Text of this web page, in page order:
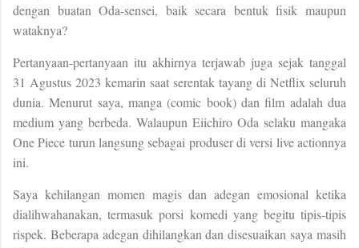
dengan buatan Oda-sensei, baik secara bentuk fisik maupun
wataknya?
Pertanyaan-pertanyaan itu akhirnya terjawab juga sejak tanggal
31 Agustus 2023 kemarin saat serentak tayang di Netflix seluruh
dunia. Menurut saya, manga (comic book) dan film adalah dua
medium yang berbeda. Walaupun Eiichiro Oda selaku mangaka
One Piece turun langsung sebagai produser di versi live actionnya
ini.
Saya kehilangan momen magis dan adegan emosional ketika
dialihwahanakan, termasuk porsi komedi yang begitu tipis-tipis
rispek. Beberapa adegan dihilangkan dan disesuaikan saya masih